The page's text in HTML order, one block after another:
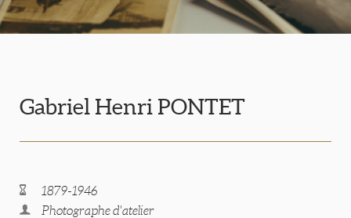
Gabriel Henri PONTET
1879-1946
Photographe d'atelier